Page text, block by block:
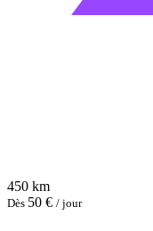
450 km
Dès 50 € / jour